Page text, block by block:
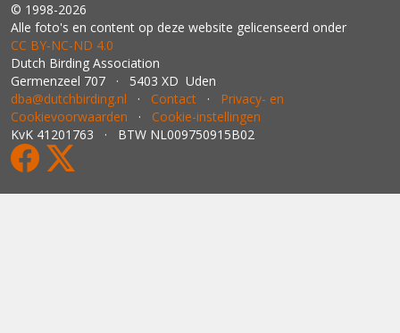
© 1998-2026
Alle foto's en content op deze website gelicenseerd onder
CC BY‑NC‑ND 4.0
Dutch Birding Association
Germenzeel 707 · 5403 XD Uden
dba@dutchbirding.nl · Contact · Privacy- en
Cookievoorwaarden · Cookie-instellingen
KvK 41201763 · BTW NL009750915B02